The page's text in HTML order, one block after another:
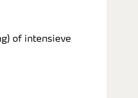
of intensieve